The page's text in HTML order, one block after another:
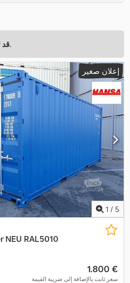
قد تهمك أيضًا هذه الإعلانات.
إعلان صغير
1 / 5
RAL5010
‏1.800 €
سعر ثابت بالإضافة إلى ضريبة القيمة